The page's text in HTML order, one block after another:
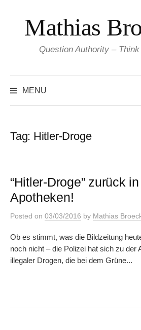
content
Mathias
Question Authority –
MENU
Tag: Hitler-Droge
“Hitler-Droge” zurück
Apotheken!
Posted on 03/03/2016 by Mathias
Ob es stimmt, was die Bildzeitung
noch nicht – die Polizei hat sich zu der
illegaler Drogen, die bei dem Grüne...